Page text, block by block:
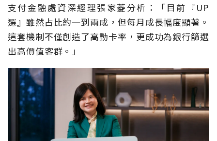
支付金融處資深經理張家菱分析：「目前『UP
選』雖然占比約一到兩成，但每月成長幅度顯著。
這套機制不僅創造了高動卡率，更成功為銀行篩選
出高價值客群。」